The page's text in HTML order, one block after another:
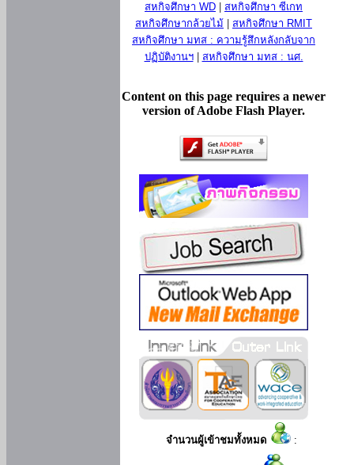
สหกิจศึกษา WD
สหกิจศึกษา ซีเกท
สหกิจศึกษากล้วยไม้
สหกิจศึกษา RMIT
สหกิจศึกษา มทส : ความรู้สึกหลังกลับจาก
ปฏิบัติงานฯ| สหกิจศึกษา มทส : นศ.
Content on this page requires a newer
version of Adobe Flash Player.
จำนวนผู้เข้าชมทั้งหมด :